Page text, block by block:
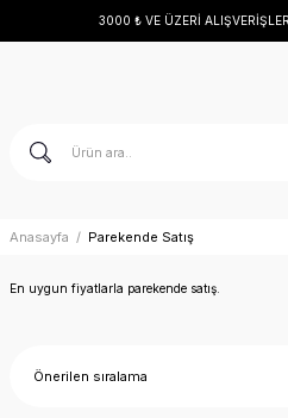
3000 ₺ VE ÜZERİ
Anasayfa Parekende Satış
En uygun fiyatlarla parekende satış.